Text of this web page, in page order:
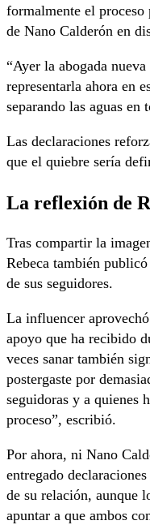
formalmente el proceso
de Nano Calderón en
“Ayer la abogada
representarla ahora en
separando las aguas
Las declaraciones
que el quiebre sería
La reflexión de
Tras compartir la
Rebeca también
de sus seguidores.
La influencer
apoyo que ha recibido
veces sanar también
postergaste por
seguidoras y a quienes
proceso”, escribió.
Por ahora, ni Nano
entregado
de su relación, aunque
apuntar a que ambos